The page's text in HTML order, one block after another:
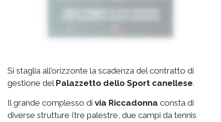
Si staglia all’orizzonte la scadenza del contratto di
gestione del Palazzetto dello Sport canellese.
Il grande complesso di via Riccadonna consta di
diverse strutture (tre palestre, due campi da tennis